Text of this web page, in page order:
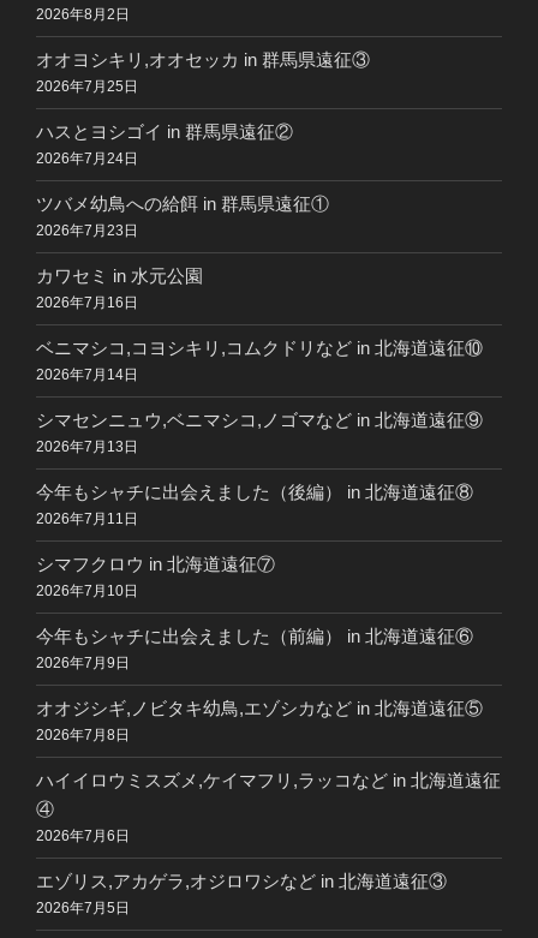
2026年8月2日
オオヨシキリ,オオセッカ in 群馬県遠征③
2026年7月25日
ハスとヨシゴイ in 群馬県遠征②
2026年7月24日
ツバメ幼鳥への給餌 in 群馬県遠征①
2026年7月23日
カワセミ in 水元公園
2026年7月16日
ベニマシコ,コヨシキリ,コムクドリなど in 北海道遠征⑩
2026年7月14日
シマセンニュウ,ベニマシコ,ノゴマなど in 北海道遠征⑨
2026年7月13日
今年もシャチに出会えました（後編） in 北海道遠征⑧
2026年7月11日
シマフクロウ in 北海道遠征⑦
2026年7月10日
今年もシャチに出会えました（前編） in 北海道遠征⑥
2026年7月9日
オオジシギ,ノビタキ幼鳥,エゾシカなど in 北海道遠征⑤
2026年7月8日
ハイイロウミスズメ,ケイマフリ,ラッコなど in 北海道遠征
④
2026年7月6日
エゾリス,アカゲラ,オジロワシなど in 北海道遠征③
2026年7月5日